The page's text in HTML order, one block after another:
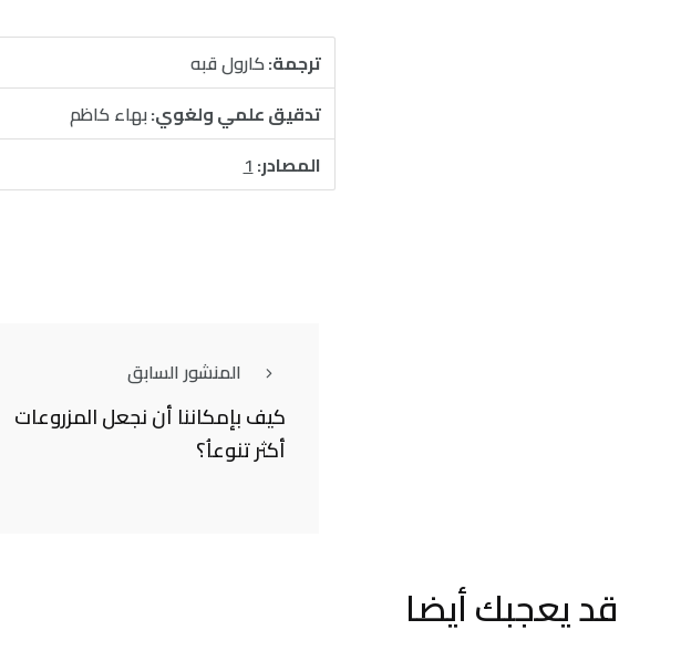
ترجمة:كارول قبه
تدقيق علمي ولغوي:بهاء كاظم
المصادر:1
المنشور السابق
كيف بإمكاننا أن نجعل المزروعات
أكثر تنوعاُ؟
قد يعجبك أيضا